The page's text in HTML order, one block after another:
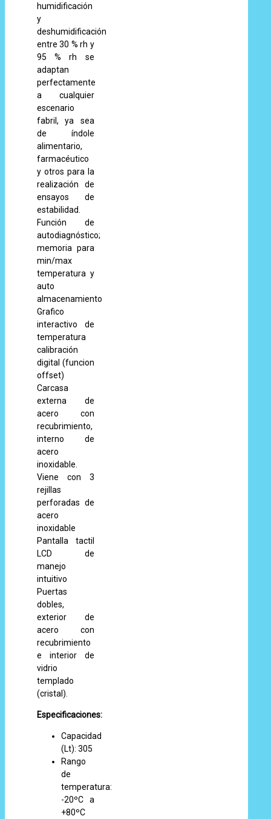
humidificación
y
deshumidificación
entre 30 % rh y
95 % rh se
adaptan
perfectamente
a cualquier
escenario
fabril, ya sea
de índole
alimentario,
farmacéutico
y otros para la
realización de
ensayos de
estabilidad.
Función de
autodiagnóstico;
memoria para
min/max
temperatura y
auto
almacenamiento
Grafico
interactivo de
temperatura
calibración
digital (funcion
offset)
Carcasa
externa de
acero con
recubrimiento,
interno de
acero
inoxidable.
Viene con 3
rejillas
perforadas de
acero
inoxidable
Pantalla tactil
LCD de
manejo
intuitivo
Puertas
dobles,
exterior de
acero con
recubrimiento
e interior de
vidrio
templado
(cristal).
Especificaciones:
Capacidad
(Lt): 305
Rango
de
temperatura:
-20ºC a
+80ºC